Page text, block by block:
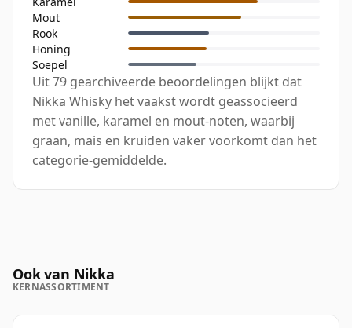
Mout
Rook
Honing
Soepel
Uit 79 gearchiveerde beoordelingen blijkt dat
Nikka Whisky het vaakst wordt geassocieerd
met vanille, karamel en mout-noten, waarbij
graan, mais en kruiden vaker voorkomt dan het
categorie-gemiddelde.
Ook van Nikka
KERNASSORTIMENT